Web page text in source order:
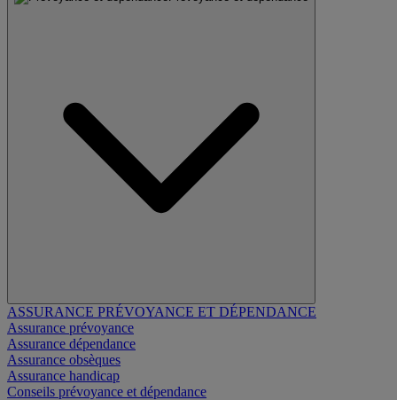
ASSURANCE PRÉVOYANCE ET DÉPENDANCE
Assurance prévoyance
Assurance dépendance
Assurance obsèques
Assurance handicap
Conseils prévoyance et dépendance